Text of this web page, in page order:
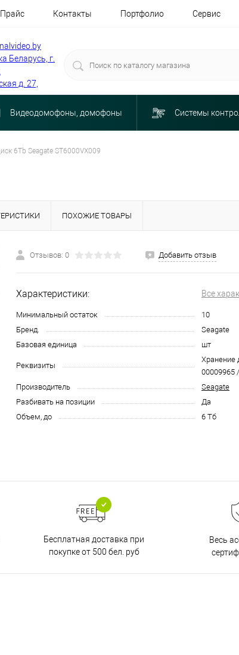
Прайс Контакты Портфолио Сервис
Беларусь, г.
д. 27,
Видеодомофоны, домофоны Системы
6Tb Seagate ST6000VX009
ПОХОЖИЕ ТОВАРЫ
Отзывов: 0 Добавить отзыв
Характеристики: Все
Минимальный остаток
10
Бренд.
Seagate
Базовая единица
шт
Реквизиты
Хранение
00009965
Производитель
Seagate
Разбивать на позиции
Да
Объем, до
6 Тб
Бесплатная доставка при
покупке от 500 бел. руб
Весь